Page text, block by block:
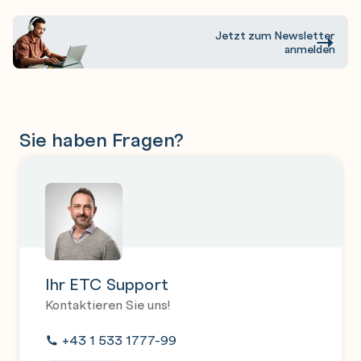
Speech
Translate text and speech with Azure AI services
Create a language model with Azure AI Language
Designing and Implementing a Microsoft Azure AI
Prepare to develop AI solutions on Azure
Create and consume Azure AI Services
Secure Azure AI Services
Deploy Azure AI services in containers
Language service
Jetzt zum Newsletter
anmelden
Sie haben Fragen?
Ihr ETC Support
Kontaktieren Sie uns!
+43 1 533 1777-99